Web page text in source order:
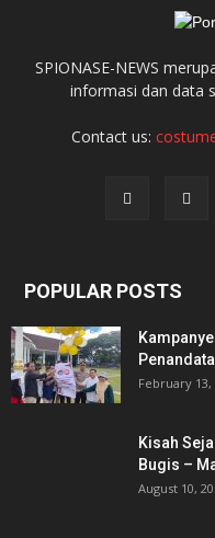
SPIONASE-NEWS
informasi dan data
Contact us:
POPULAR POSTS
February 13,
Kisah
Bugis –
August 10,